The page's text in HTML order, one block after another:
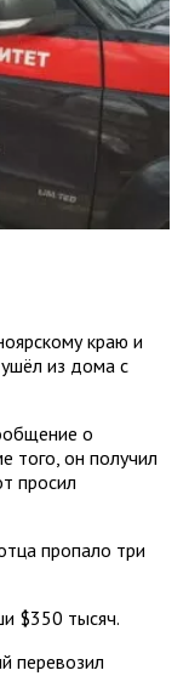
краю и
из дома с
о
того, он получил
просил
пропало три
$350 тысяч.
перевозил